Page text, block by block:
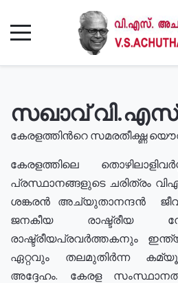
സഖാവ് വി.എസ്
കേരളത്തിൻറെ സമരതീക്ഷ്ണ
കേരളത്തിലെ
പ്രസ്ഥാനങ്ങളുടെ ചരിത്രം
ശങ്കരൻ അച്യുതാനന്ദൻ
ജനകീയ രാഷ്ട്രീയ
രാഷ്ട്രീയപ്രവർത്തകനും
ഏറ്റവും തലമുതിർന്ന
അദ്ദേഹം. കേരള